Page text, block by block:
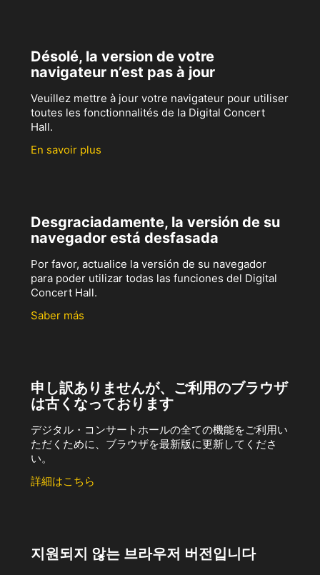
Désolé, la version de votre
navigateur n’est pas à jour
Veuillez mettre à jour votre navigateur pour utiliser
toutes les fonctionnalités de la Digital Concert
Hall.
En savoir plus
Desgraciadamente, la versión de su
navegador está desfasada
Por favor, actualice la versión de su navegador
para poder utilizar todas las funciones del Digital
Concert Hall.
Saber más
申し訳ありませんが、ご利用のブラウザ
は古くなっております
デジタル・コンサートホールの全ての機能をご利用い
ただくために、ブラウザを最新版に更新してくださ
い。
詳細はこちら
지원되지 않는 브라우저 버전입니다